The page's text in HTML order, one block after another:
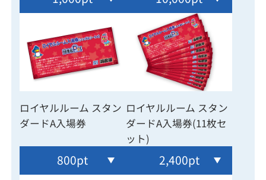
ロイヤルルーム スタン
ダードA入場券
ロイヤルルーム スタン
ダードA入場券(11枚セ
ット)
800pt 2,400pt